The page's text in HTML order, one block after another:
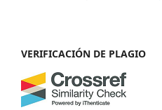
VERIFICACIÓN DE PLAGIO